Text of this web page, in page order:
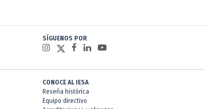
SÍGUENOS POR
CONOCE AL IESA
Reseña histórica
Equipo directivo